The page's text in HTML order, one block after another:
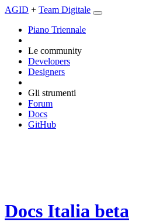
AGID + Team Digitale
Piano Triennale
Le community
Developers
Designers
Gli strumenti
Forum
Docs
GitHub
Docs Italia beta